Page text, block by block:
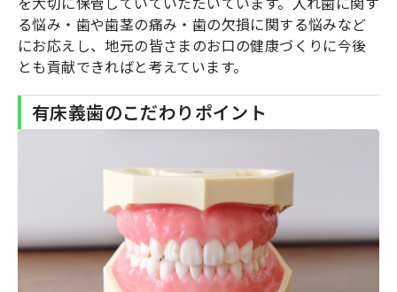
る悩み・歯や歯茎の痛み・歯の欠損に関する悩みなど
にお応えし、地元の皆さまのお口の健康づくりに今後
とも貢献できればと考えています。
有床義歯のこだわりポイント